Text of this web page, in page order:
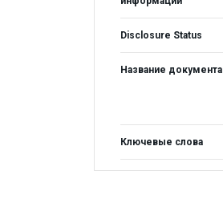
Disclosure Status
Название документа
Ключевые слова